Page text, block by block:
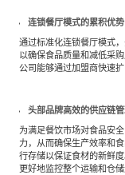
连锁餐厅模式的累积优势
通过标准化连锁餐厅模式
以确保食品质量和减低采
公司能够通过加盟商快速
头部品牌高效的供应链
为满足餐饮市场对食品安
力，从而确保生产效率和
行存储以保证食材的新鲜
更好地监控整个运输和仓